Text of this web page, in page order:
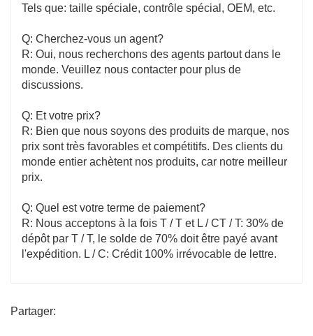
Tels que: taille spéciale, contrôle spécial, OEM, etc.
Q: Cherchez-vous un agent?
R: Oui, nous recherchons des agents partout dans le
monde. Veuillez nous contacter pour plus de
discussions.
Q: Et votre prix?
R: Bien que nous soyons des produits de marque, nos
prix sont très favorables et compétitifs. Des clients du
monde entier achètent nos produits, car notre meilleur
prix.
Q: Quel est votre terme de paiement?
R: Nous acceptons à la fois T / T et L / CT / T: 30% de
dépôt par T / T, le solde de 70% doit être payé avant
l'expédition. L / C: Crédit 100% irrévocable de lettre.
Partager: